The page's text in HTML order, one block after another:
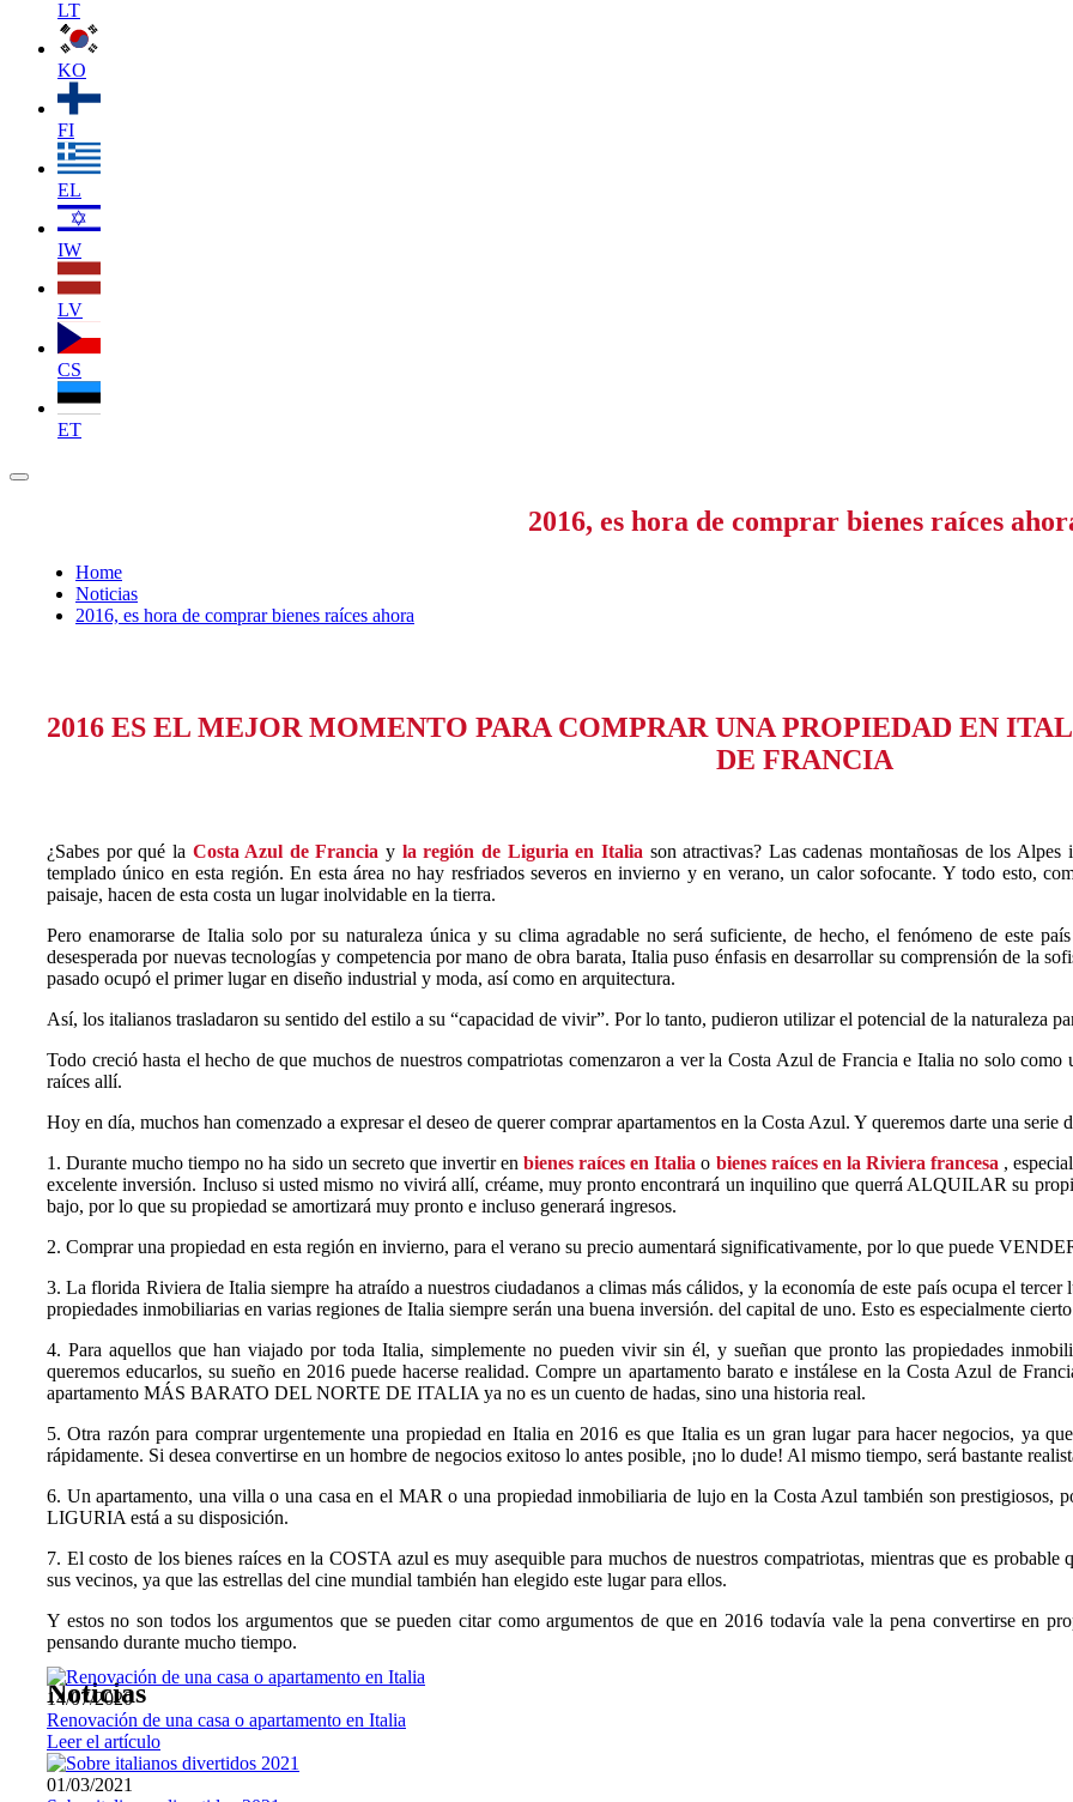
LT
KO
FI
EL
IW
LV
CS
ET
2016, es hora de comprar bienes raíces
Home
Noticias
2016, es hora de comprar bienes raíces ahora
2016 ES EL MEJOR MOMENTO PARA COMPRAR UNA PROPIEDAD EN
DE FRANCIA
¿Sabes por qué la Costa Azul de Francia y la región de Liguria en Italia son atractivas? Las cadenas montañosas de los
templado único en esta región. En esta área no hay resfriados severos en invierno y en verano, un calor sofocante. Y todo esto,
paisaje, hacen de esta costa un lugar inolvidable en la tierra.
Pero enamorarse de Italia solo por su naturaleza única y su clima agradable no será suficiente, de hecho, el fenómeno de este
desesperada por nuevas tecnologías y competencia por mano de obra barata, Italia puso énfasis en desarrollar su comprensión de la
pasado ocupó el primer lugar en diseño industrial y moda, así como en arquitectura.
Así, los italianos trasladaron su sentido del estilo a su “capacidad de vivir”. Por lo tanto, pudieron utilizar el potencial de la naturaleza
Todo creció hasta el hecho de que muchos de nuestros compatriotas comenzaron a ver la Costa Azul de Francia e Italia no solo
raíces allí.
Hoy en día, muchos han comenzado a expresar el deseo de querer comprar apartamentos en la Costa Azul. Y queremos darte una
1. Durante mucho tiempo no ha sido un secreto que invertir enbienes raíces en Italia o bienes raíces en la Riviera francesa ,
excelente inversión. Incluso si usted mismo no vivirá allí, créame, muy pronto encontrará un inquilino que querrá ALQUILAR su
bajo, por lo que su propiedad se amortizará muy pronto e incluso generará ingresos.
2. Comprar una propiedad en esta región en invierno, para el verano su precio aumentará significativamente, por lo que puede
3. La florida Riviera de Italia siempre ha atraído a nuestros ciudadanos a climas más cálidos, y la economía de este país ocupa el
propiedades inmobiliarias en varias regiones de Italia siempre serán una buena inversión. del capital de uno. Esto es especialmente
4. Para aquellos que han viajado por toda Italia, simplemente no pueden vivir sin él, y sueñan que pronto las propiedades
queremos educarlos, su sueño en 2016 puede hacerse realidad. Compre un apartamento barato e instálese en la Costa Azul de
apartamento MÁS BARATO DEL NORTE DE ITALIA ya no es un cuento de hadas, sino una historia real.
5. Otra razón para comprar urgentemente una propiedad en Italia en 2016 es que Italia es un gran lugar para hacer negocios, ya
rápidamente. Si desea convertirse en un hombre de negocios exitoso lo antes posible, ¡no lo dude! Al mismo tiempo, será bastante
6. Un apartamento, una villa o una casa en el MAR o una propiedad inmobiliaria de lujo en la Costa Azul también son prestigiosos,
LIGURIA está a su disposición.
7. El costo de los bienes raíces en la COSTA azul es muy asequible para muchos de nuestros compatriotas, mientras que es
sus vecinos, ya que las estrellas del cine mundial también han elegido este lugar para ellos.
Y estos no son todos los argumentos que se pueden citar como argumentos de que en 2016 todavía vale la pena convertirse en
pensando durante mucho tiempo.
Noticias
14/07/2020
Renovación de una casa o apartamento en Italia
Leer el artículo
01/03/2021